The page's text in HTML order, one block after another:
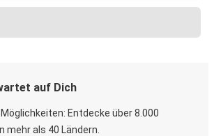
auf Dich
Entdecke über 8.000
mehr als 40 Ländern.